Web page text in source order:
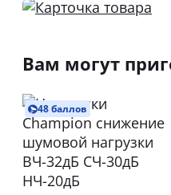
Вам могут
48 баллов